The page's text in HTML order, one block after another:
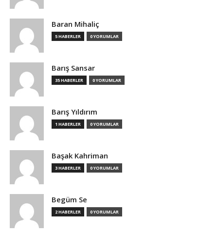
Baran Mihaliç
5 HABERLER 0 YORUMLAR
Barış Sansar
35 HABERLER 0 YORUMLAR
Barış Yıldırım
1 HABERLER 0 YORUMLAR
Başak Kahriman
3 HABERLER 0 YORUMLAR
Begüm Se
2 HABERLER 0 YORUMLAR